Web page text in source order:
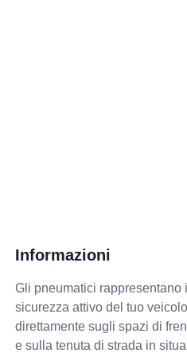
Informazioni
Gli pneumatici rappresentano
sicurezza attivo del tuo
direttamente sugli spazi di
e sulla tenuta di strada in